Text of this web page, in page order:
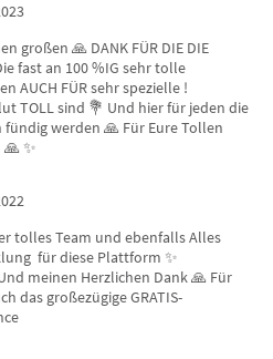
großen 🙏 DANK FÜR DIE DIE
fast an 100 %IG sehr tolle
AUCH FÜR sehr spezielle !
TOLL sind 💐 Und hier für jeden die
fündig werden 🙏 Für Eure Tollen
✨
tolles Team und ebenfalls Alles
für diese Plattform ✨
meinen Herzlichen Dank 🙏 Für
das großezügige GRATIS-